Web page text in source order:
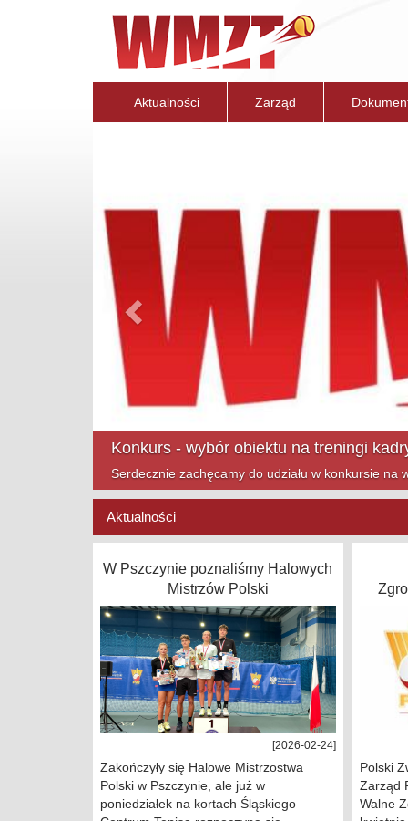
Aktualności Zarząd
Mazowsze Cup na finiszu!
Zapraszamy na ostatnie turnieje Mazowsze Cup w
Aktualności
W Pszczynie poznaliśmy Halowych
Mistrzów Polski
[2026-02-24]
Zakończyły się Halowe Mistrzostwa
Polski w Pszczynie, ale już w
poniedziałek na kortach Śląskiego
Polski
Zarząd
Walne